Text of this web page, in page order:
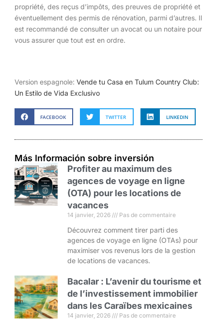
propriété, des reçus d’impôts, des preuves de propriété et
éventuellement des permis de rénovation, parmi d’autres. Il
est recommandé de consulter un avocat ou un notaire pour
vous assurer que tout est en ordre.
Version espagnole: Vende tu Casa en Tulum Country Club:
Un Estilo de Vida Exclusivo
FACEBOOK TWITTER LINKEDIN
Más Información sobre inversión
Profiter au maximum des
agences de voyage en ligne
(OTA) pour les locations de
vacances
14 janvier, 2026 Pas de commentaire
Découvrez comment tirer parti des
agences de voyage en ligne (OTAs) pour
maximiser vos revenus lors de la gestion
de locations de vacances.
Bacalar : L’avenir du tourisme et
de l’investissement immobilier
dans les Caraïbes mexicaines
14 janvier, 2026 Pas de commentaire